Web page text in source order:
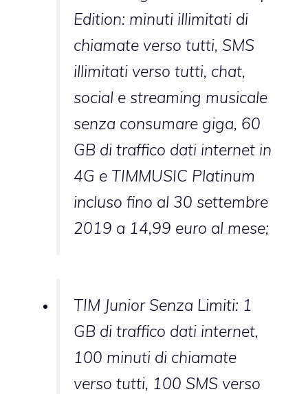
Edition: minuti illimitati di
chiamate verso tutti, SMS
illimitati verso tutti, chat,
social e streaming musicale
senza consumare giga, 60
GB di traffico dati internet in
4G e TIMMUSIC Platinum
incluso fino al 30 settembre
2019 a 14,99 euro al mese;
TIM Junior Senza Limiti: 1
GB di traffico dati internet,
100 minuti di chiamate
verso tutti, 100 SMS verso